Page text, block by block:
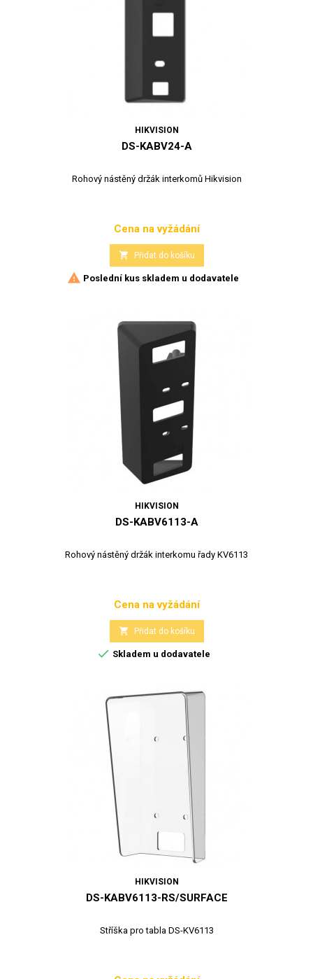
HIKVISION
DS-KABV24-A
Rohový nástěný držák interkomů Hikvision
Cena
Cena na vyžádání
 Přidat do košíku
 Poslední kus skladem u dodavatele
HIKVISION
DS-KABV6113-A
Rohový nástěný držák interkomu řady KV6113
Cena
Cena na vyžádání
 Přidat do košíku
 Skladem u dodavatele
HIKVISION
DS-KABV6113-RS/SURFACE
Stříška pro tabla DS-KV6113